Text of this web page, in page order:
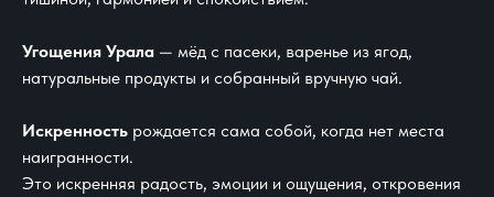
Угощения Урала — мёд с пасеки, варенье из ягод,
натуральные продукты и собранный вручную чай.
Искренность рождается сама собой, когда нет места
наигранности.
Это искренняя радость, эмоции и ощущения, откровения